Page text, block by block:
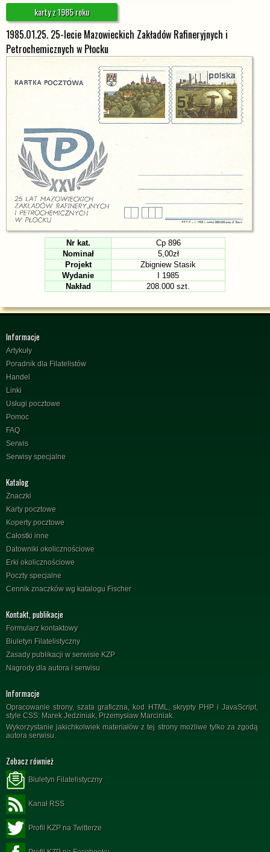
karty z 1985 roku
1985.01.25. 25-lecie Mazowieckich Zakładów Rafineryjnych i
Petrochemicznych w Płocku
Nr kat.
Cp 896
Nominał
5,00zł
Projekt
Zbigniew Stasik
Wydanie
I 1985
Nakład
208.000 szt.
Informacje
Artykuły
Poradnik dla Filatelistów
Handel
Linki
Usługi pocztowe
Pomoc
FAQ
Serwis
Serwisy specjalne
Katalog
Znaczki
Karty pocztowe
Koperty pocztowe
Całostki inne
Datowniki okolicznościowe
Erki okolicznościowe
Poczty specjalne
Cennik znaczków wg katalogu Fischer
Kontakt, publikacje
Formularz kontaktowy
Biuletyn Filatelistyczny
Zasady publikacji w serwisie KZP
Nagrody dla autora i serwisu
Informacje
Opracowanie strony, szata graficzna, kod HTML, skrypty PHP i JavaScript,
style CSS: Marek Jedziniak, Przemysław Marciniak.
Wykorzystanie jakichkolwiek materiałów z tej strony możliwe tylko za zgodą
autora serwisu.
Zobacz również
Biuletyn Filatelistyczny
Kanał RSS
Profil KZP na Twitterze